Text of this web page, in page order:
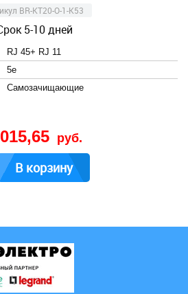
BR-KT20-O-1-K53
5-10 дней
RJ 45+ RJ 11
5e
Cамозачищающие
руб.
В корзину